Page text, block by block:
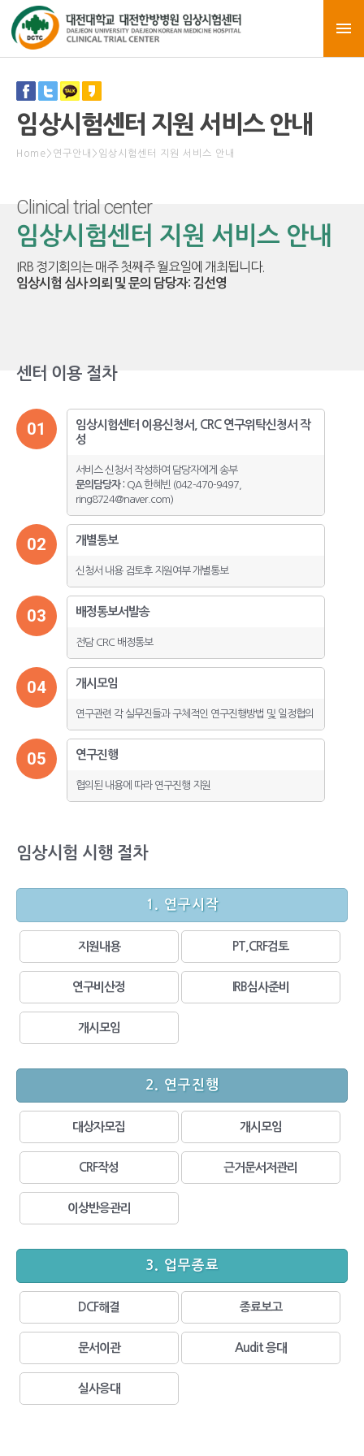
임상시험센터 지원 서비스 안내
Home> 연구안내 > 임상시험센터 지원 서비스 안내
Clinical trial center
임상시험센터 지원 서비스 안내
IRB 정기회의는 매주 첫째주 월요일에 개최됩니다.
임상시험 심사 의뢰 및 문의 담당자: 김선영
센터 이용 절차
01
임상시험센터 이용신청서, CRC 연구위탁신청서 작
성
서비스 신청서 작성하여 담당자에게 송부
문의담당자 : QA 한혜빈 (042-470-9497,
ring8724@naver.com)
02 개별통보
신청서 내용 검토후 지원여부 개별통보
03 배정통보서발송
전담 CRC 배정통보
04 개시모임
연구관련 각 실무진들과 구체적인 연구진행방법 및 일정협의
05 연구진행
협의된 내용에 따라 연구진행 지원
임상시험 시행 절차
1. 연구시작
지원내용 PT,CRF검토
연구비산정 IRB심사준비
개시모임
2. 연구진행
대상자모집 개시모임
CRF작성 근거문서저관리
이상반응관리
3. 업무종료
DCF해결 종료보고
문서이관 Audit 응대
실사응대